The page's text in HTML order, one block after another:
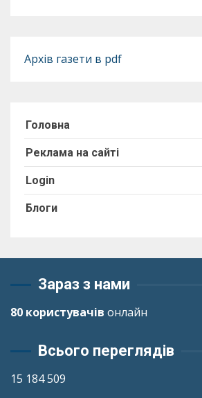
Архів газети в pdf
Головна
Реклама на сайті
Login
Блоги
Зараз з нами
80 користувачів онлайн
Всього переглядів
15 184 509